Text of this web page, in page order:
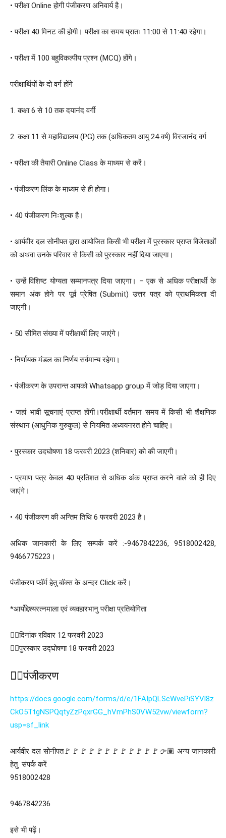
• परीक्षा Online होगी पंजीकरण अनिवार्य है।
• परीक्षा 40 मिनट की होगी। परीक्षा का समय प्रातः 11:00 से 11:40 रहेगा।
• परीक्षा में 100 बहुविकल्पीय प्रश्न (MCQ) होंगे।
परीक्षार्थियों के दो वर्ग होंगे
1. कक्षा 6 से 10 तक दयानंद वर्गी
2. कक्षा 11 से महाविद्यालय (PG) तक (अधिकतम आयु 24 वर्ष) विरजानंद वर्ग
• परीक्षा की तैयारी Online Class के माध्यम से करें।
• पंजीकरण लिंक के माध्यम से ही होगा।
• 40 पंजीकरण निःशुल्क है।
• आर्यवीर दल सोनीपत द्वारा आयोजित किसी भी परीक्षा में पुरस्कार प्राप्त विजेताओं
को अथवा उनके परिवार से किसी को पुरस्कार नहीं दिया जाएगा।
• उन्हें विशिष्ट योग्यता सम्मानपत्र दिया जाएगा। – एक से अधिक परीक्षार्थी के
समान अंक होने पर पूर्व प्रेषित (Submit) उत्तर पत्र को प्राथमिकता दी
जाएगी।
• 50 सीमित संख्या में परीक्षार्थी लिए जाएंगे।
• निर्णायक मंडल का निर्णय सर्वमान्य रहेगा।
• पंजीकरण के उपरान्त आपको Whatsapp group में जोड़ दिया जाएगा।
• जहां भावी सूचनाएं प्राप्त होंगी।परीक्षार्थी वर्तमान समय में किसी भी शैक्षणिक
संस्थान (आधुनिक गुरुकुल) से नियमित अध्ययनरत होने चाहिए।
• पुरस्कार उदघोषणा 18 फरवरी 2023 (शनिवार) को की जाएगी।
• प्रमाण पत्र केवल 40 प्रतिशत से अधिक अंक प्राप्त करने वाले को ही दिए
जाएंगे।
• 40 पंजीकरण की अन्तिम तिथि 6 फरवरी 2023 है।
अधिक जानकारी के लिए सम्पर्क करें :-9467842236, 9518002428,
9466775223।
पंजीकरण फॉर्म हेतु बॉक्स के अन्दर Click करें।
*आर्योद्देश्यरत्नमाला एवं व्यवहारभानु परीक्षा प्रतियोगिता
👉🏽दिनांक रविवार 12 फरवरी 2023
👉🏽पुरस्कार उद्घोषणा 18 फरवरी 2023
👉🏽पंजीकरण
https://docs.google.com/forms/d/e/1FAIpQLScWvePiSYVl8z
CkO5TtgNSPQqtyZzPqxrGG_hVmPhS0VW52vw/viewform?
usp=sf_link
आर्यवीर दल सोनीपत🚩🚩🚩🚩🚩🚩🚩🚩🚩🚩🚩🚩👉🏽 अन्य जानकारी
हेतु संपर्क करें
9518002428
9467842236
इसे भी पढ़ें।